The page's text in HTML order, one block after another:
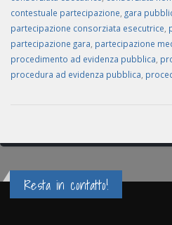
contestuale partecipazione gara
partecipazione consorziata esecutrice
partecipazione gara partecipazione
procedimento ad evidenza pubblica
procedura ad evidenza pubblica
Resta in contatto!